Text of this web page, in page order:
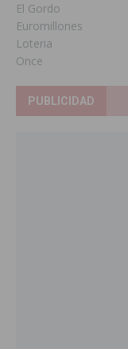
El Gordo
Euromillones
Loteria
Once
PUBLICIDAD